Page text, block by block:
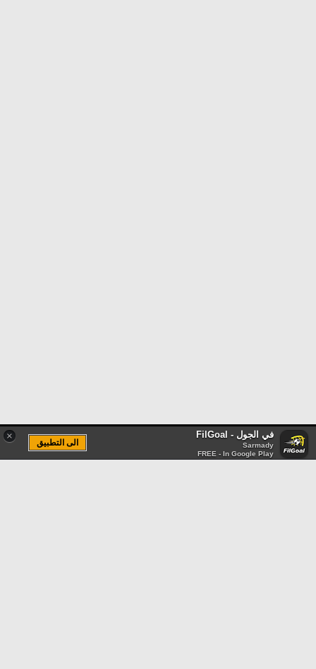
× في الجول - FilGoal
Sarmady
FREE - In Google Play
الى التطبيق